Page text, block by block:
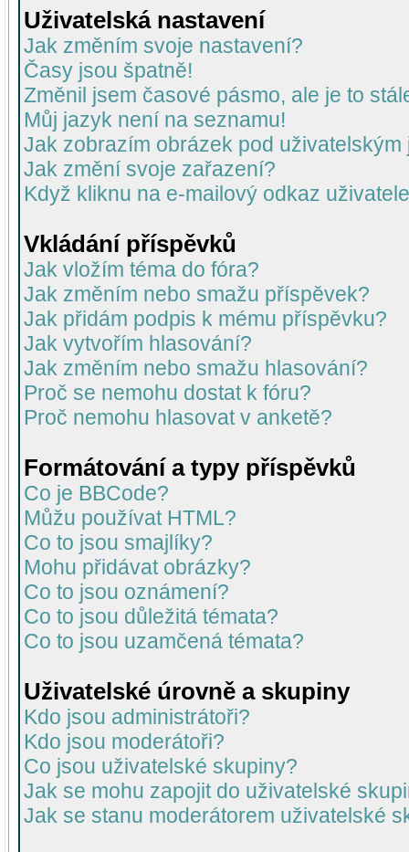
Uživatelská nastavení
Jak změním svoje nastavení?
Časy jsou špatně!
Změnil jsem časové pásmo, ale je to
Můj jazyk není na seznamu!
Jak zobrazím obrázek pod uživatelským
Jak změní svoje zařazení?
Když kliknu na e-mailový odkaz
Vkládání příspěvků
Jak vložím téma do fóra?
Jak změním nebo smažu příspěvek?
Jak přidám podpis k mému příspěvku?
Jak vytvořím hlasování?
Jak změním nebo smažu hlasování?
Proč se nemohu dostat k fóru?
Proč nemohu hlasovat v anketě?
Formátování a typy příspěvků
Co je BBCode?
Můžu používat HTML?
Co to jsou smajlíky?
Mohu přidávat obrázky?
Co to jsou oznámení?
Co to jsou důležitá témata?
Co to jsou uzamčená témata?
Uživatelské úrovně a skupiny
Kdo jsou administrátoři?
Kdo jsou moderátoři?
Co jsou uživatelské skupiny?
Jak se mohu zapojit do uživatelské
Jak se stanu moderátorem uživatelské